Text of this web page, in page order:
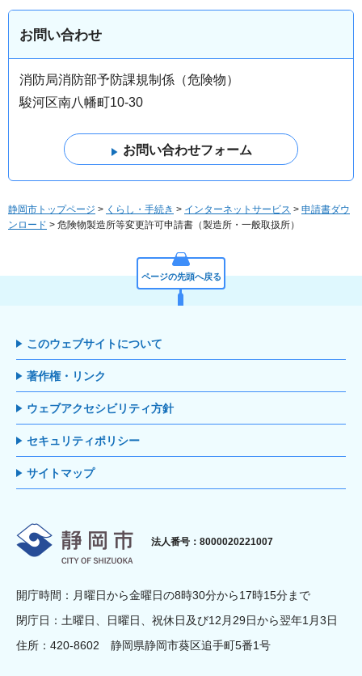
お問い合わせ
消防局消防部予防課規制係（危険物）
駿河区南八幡町10-30
静岡市トップページ > くらし・手続き > インターネットサービス > 申請書ダウ
ンロード > 危険物製造所等変更許可申請書（製造所・一般取扱所）
ページの先頭へ戻る
このウェブサイトについて
著作権・リンク
ウェブアクセシビリティ方針
セキュリティポリシー
サイトマップ
静岡市
法人番号：8000020221007
開庁時間：月曜日から金曜日の8時30分から17時15分まで
閉庁日：土曜日、日曜日、祝休日及び12月29日から翌年1月3日
住所：420-8602 静岡県静岡市葵区追手町5番1号